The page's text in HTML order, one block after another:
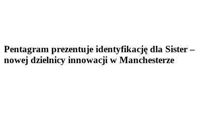
Pentagram prezentuje identyfikację dla Sister –
nowej dzielnicy innowacji w Manchesterze